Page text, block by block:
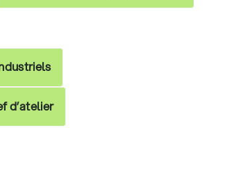
d’atelier